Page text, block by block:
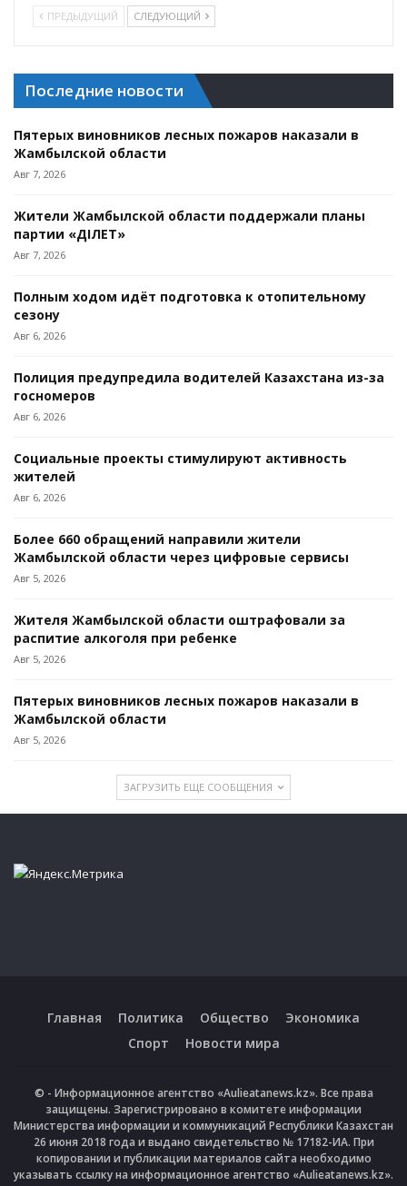
ПРЕДЫДУЩИЙ СЛЕДУЮЩИЙ
Последние новости
Пятерых виновников лесных пожаров наказали в
Жамбылской области
Авг 7, 2026
Жители Жамбылской области поддержали планы
партии «ӘДІЛЕТ»
Авг 7, 2026
Полным ходом идёт подготовка к отопительному
сезону
Авг 6, 2026
Полиция предупредила водителей Казахстана из-за
госномеров
Авг 6, 2026
Социальные проекты стимулируют активность
жителей
Авг 6, 2026
Более 660 обращений направили жители
Жамбылской области через цифровые сервисы
Авг 5, 2026
Жителя Жамбылской области оштрафовали за
распитие алкоголя при ребенке
Авг 5, 2026
Пятерых виновников лесных пожаров наказали в
Жамбылской области
Авг 5, 2026
ЗАГРУЗИТЬ ЕЩЕ СООБЩЕНИЯ
Главная Политика Общество
Экономика
Спорт
Новости мира
© - Информационное агентство «Aulieatanews.kz». Все права
защищены. Зарегистрировано в комитете информации
Министерства информации и коммуникаций Республики Казахстан
26 июня 2018 года и выдано свидетельство № 17182-ИА. При
копировании и публикации материалов сайта необходимо
указывать ссылку на информационное агентство «Aulieatanews.kz».